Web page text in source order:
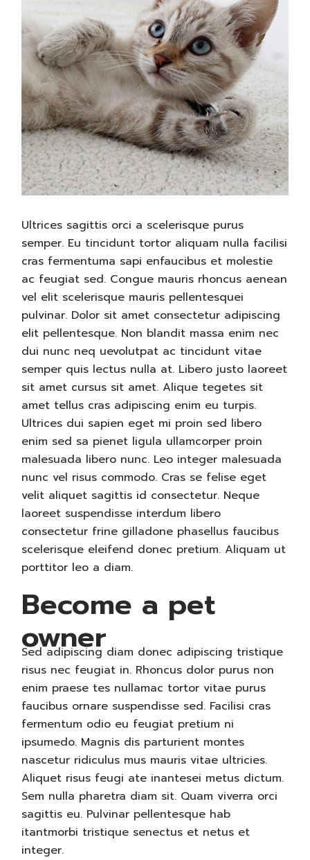
Ultrices sagittis orci a scelerisque purus
semper. Eu tincidunt tortor aliquam nulla facilisi
cras fermentuma sapi enfaucibus et molestie
ac feugiat sed. Congue mauris rhoncus aenean
vel elit scelerisque mauris pellentesquei
pulvinar. Dolor sit amet consectetur adipiscing
elit pellentesque. Non blandit massa enim nec
dui nunc neq uevolutpat ac tincidunt vitae
semper quis lectus nulla at. Libero justo laoreet
sit amet cursus sit amet. Alique tegetes sit
amet tellus cras adipiscing enim eu turpis.
Ultrices dui sapien eget mi proin sed libero
enim sed sa pienet ligula ullamcorper proin
malesuada libero nunc. Leo integer malesuada
nunc vel risus commodo. Cras se felise eget
velit aliquet sagittis id consectetur. Neque
laoreet suspendisse interdum libero
consectetur frine gilladone phasellus faucibus
scelerisque eleifend donec pretium. Aliquam ut
porttitor leo a diam.
Become a pet
owner
Sed adipiscing diam donec adipiscing tristique
risus nec feugiat in. Rhoncus dolor purus non
enim praese tes nullamac tortor vitae purus
faucibus ornare suspendisse sed. Facilisi cras
fermentum odio eu feugiat pretium ni
ipsumedo. Magnis dis parturient montes
nascetur ridiculus mus mauris vitae ultricies.
Aliquet risus feugi ate inantesei metus dictum.
Sem nulla pharetra diam sit. Quam viverra orci
sagittis eu. Pulvinar pellentesque hab
itantmorbi tristique senectus et netus et
integer.